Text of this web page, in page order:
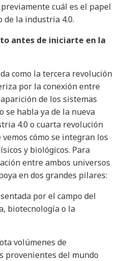
cuál es el papel
de la industria 4.0.
antes de iniciarte en la
como la tercera revolución
por la conexión entre
de los sistemas
se habla ya de la nueva
4.0 o cuarta revolución
cómo se integran los
y biológicos. Para
entre ambos universos
en dos grandes pilares:
por el campo del
biotecnología o la
volúmenes de
provenientes del mundo